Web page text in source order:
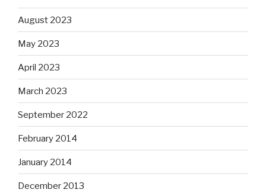
August 2023
May 2023
April 2023
March 2023
September 2022
February 2014
January 2014
December 2013